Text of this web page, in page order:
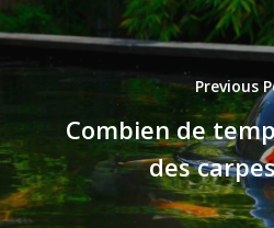
Previous
Combien de
des